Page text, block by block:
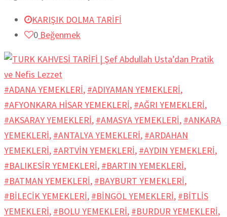
KARIŞIK DOLMA TARİFİ
0 Beğenmek
#ADANA YEMEKLERİ, #ADIYAMAN YEMEKLERİ,
#AFYONKARA HİSAR YEMEKLERİ, #AĞRI YEMEKLERİ,
#AKSARAY YEMEKLERİ, #AMASYA YEMEKLERİ, #ANKARA
YEMEKLERİ, #ANTALYA YEMEKLERİ, #ARDAHAN
YEMEKLERİ, #ARTVİN YEMEKLERİ, #AYDIN YEMEKLERİ,
#BALIKESİR YEMEKLERİ, #BARTIN YEMEKLERİ,
#BATMAN YEMEKLERİ, #BAYBURT YEMEKLERİ,
#BİLECİK YEMEKLERİ, #BİNGÖL YEMEKLERİ, #BİTLİS
YEMEKLERİ, #BOLU YEMEKLERİ, #BURDUR YEMEKLERİ,